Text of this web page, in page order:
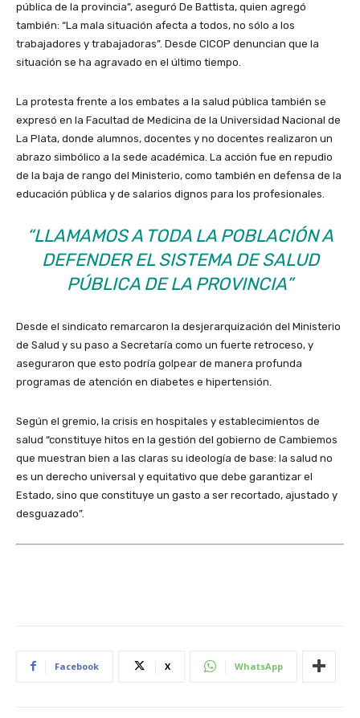
pública de la provincia”, aseguró De Battista, quien agregó
también: “La mala situación afecta a todos, no sólo a los
trabajadores y trabajadoras”. Desde CICOP denuncian que la
situación se ha agravado en el último tiempo.
La protesta frente a los embates a la salud pública también se
expresó en la Facultad de Medicina de la Universidad Nacional de
La Plata, donde alumnos, docentes y no docentes realizaron un
abrazo simbólico a la sede académica. La acción fue en repudio
de la baja de rango del Ministerio, como también en defensa de la
educación pública y de salarios dignos para los profesionales.
“LLAMAMOS A TODA LA POBLACIÓN A
DEFENDER EL SISTEMA DE SALUD
PÚBLICA DE LA PROVINCIA”
Desde el sindicato remarcaron la desjerarquización del Ministerio
de Salud y su paso a Secretaría como un fuerte retroceso, y
aseguraron que esto podría golpear de manera profunda
programas de atención en diabetes e hipertensión.
Según el gremio, la crisis en hospitales y establecimientos de
salud “constituye hitos en la gestión del gobierno de Cambiemos
que muestran bien a las claras su ideología de base: la salud no
es un derecho universal y equitativo que debe garantizar el
Estado, sino que constituye un gasto a ser recortado, ajustado y
desguazado”.
Facebook X WhatsApp